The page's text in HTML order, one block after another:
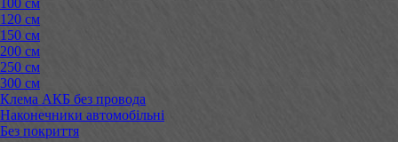
120 см
150 см
200 см
250 см
300 см
Клема АКБ без провода
Наконечники автомобільні
Без покриття